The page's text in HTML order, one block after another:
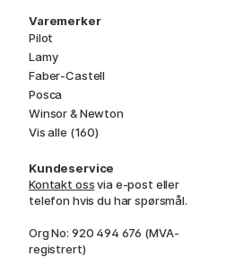
Varemerker
Pilot
Lamy
Faber-Castell
Posca
Winsor & Newton
Vis alle (160)
Kundeservice
Kontakt ossvia e-post eller
telefon hvis du har spørsmål.
Org No: 920 494 676 (MVA-
registrert)